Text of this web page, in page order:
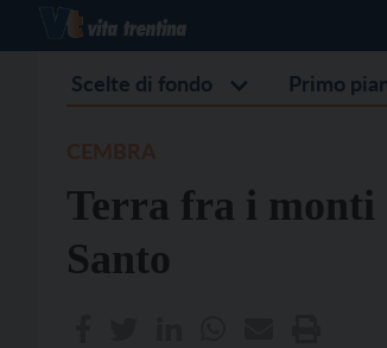
Scelte di fondo Primo
Terra fra i monti
Santo